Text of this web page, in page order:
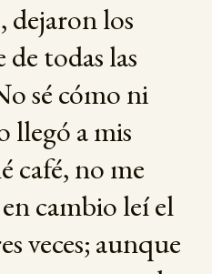
dejaron los
todas las
sé cómo ni
llegó a mis
café, no me
cambio leí el
veces; aunque